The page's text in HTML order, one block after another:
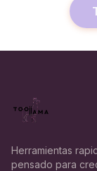
Herramientas
pensado para